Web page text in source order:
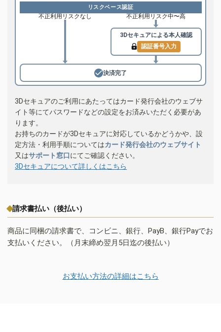
リスクベース認証
不正利用リスクなし 不正利用リスク中〜高
3Dセキュアによる本人確認
認証番号入力
決済完了
3Dセキュアのご利用にあたってはカード発行会社のウェブサ
イト等にてパスワードなどの設定をお済みいただく必要があ
ります。
お持ちのカードが3Dセキュアに対応しているかどうかや、設
定方法・利用手順についてはカード発行会社のウェブサイト
又はサポート窓口にてご確認ください。
3Dセキュアについて詳しくはこちら
請求書払い（後払い）
商品に同梱の請求書で、コンビニ、銀行、PayB、銀行Payでお
支払いください。（月末締め翌月5日迄の後払い）
お支払い方法の詳細はこちら